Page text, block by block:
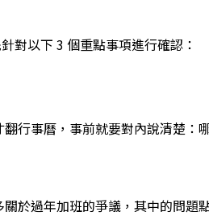
對以下 3 個重點事項進行確認：
行事曆，事前就要對內說清楚：
於過年加班的爭議，其中的問題